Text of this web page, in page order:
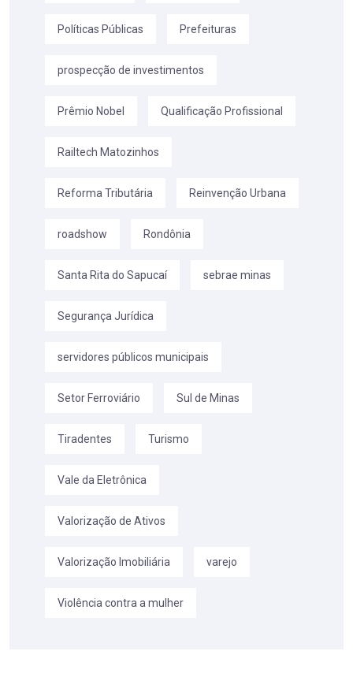
Políticas Públicas Prefeituras
prospecção de investimentos
Prêmio Nobel Qualificação Profissional
Railtech Matozinhos
Reforma Tributária Reinvenção Urbana
roadshow Rondônia
Santa Rita do Sapucaí sebrae minas
Segurança Jurídica
servidores públicos municipais
Setor Ferroviário Sul de Minas
Tiradentes Turismo
Vale da Eletrônica
Valorização de Ativos
Valorização Imobiliária varejo
Violência contra a mulher